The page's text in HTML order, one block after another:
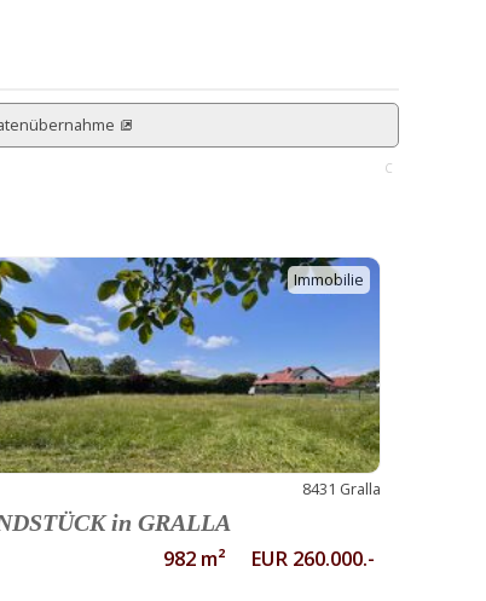
C
Immobilie
8431 Gralla
in GRALLA
982 m² EUR 260.000.-